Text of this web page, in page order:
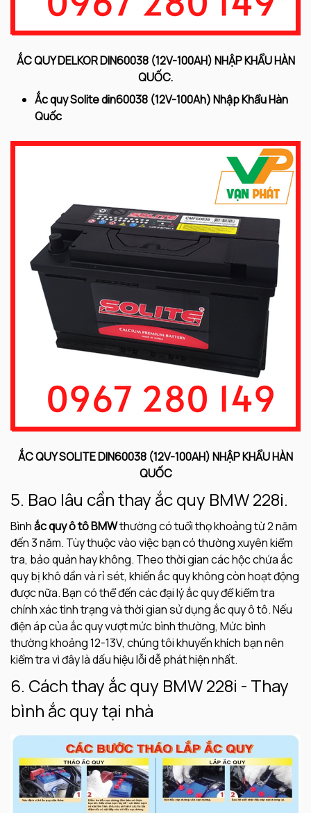
ẮC QUY DELKOR DIN60038 (12V-100AH) NHẬP KHẨU HÀN
QUỐC.
Ắc quy Solite din60038 (12V-100Ah) Nhập Khẩu Hàn
Quốc
ẮC QUY SOLITE DIN60038 (12V-100AH) NHẬP KHẨU HÀN
QUỐC
5. Bao lâu cần thay ắc quy BMW 228i.
Bìnhắc quy ô tô BMWthường có tuổi thọ khoảng từ 2 năm
đến 3 năm. Tùy thuộc vào việc bạn có thường xuyên kiểm
tra, bảo quản hay không. Theo thời gian các hộc chứa ắc
quy bị khô dần và rỉ sét, khiến ắc quy không còn hoạt động
được nữa. Bạn có thể đến các đại lý ắc quy để kiểm tra
chính xác tình trạng và thời gian sử dụng ắc quy ô tô. Nếu
điện áp của ắc quy vượt mức bình thường, Mức bình
thường khoảng 12-13V, chúng tôi khuyến khích bạn nên
kiểm tra vì đây là dấu hiệu lỗi dễ phát hiện nhất.
6. Cách thay ắc quy BMW 228i - Thay
bình ắc quy tại nhà